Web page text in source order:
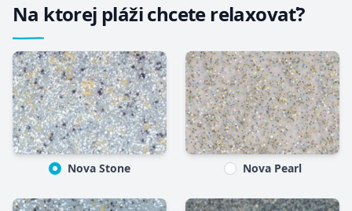
Na ktorej pláži chcete relaxovať?
Nova Stone Nova Pearl